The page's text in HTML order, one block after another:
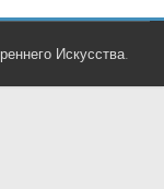
Искусства.